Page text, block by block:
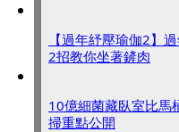
【過年紓壓瑜伽2】
2招教你坐著鏟肉
10億細菌藏臥室比
掃重點公開